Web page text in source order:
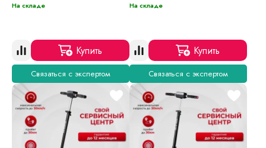
На складе
Купить
Связаться с экспертом
На складе
Купить
Связаться с экспертом